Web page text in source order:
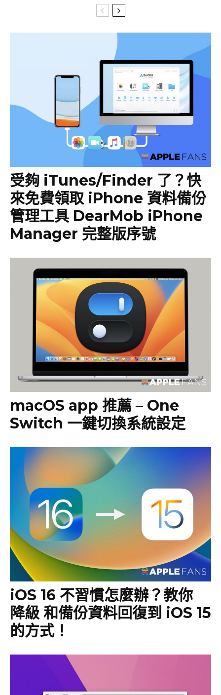
受夠 iTunes/Finder 了？快
來免費領取 iPhone 資料備份
管理工具 DearMob iPhone
Manager 完整版序號
macOS app 推薦 – One
Switch 一鍵切換系統設定
iOS 16 不習慣怎麼辦？教你
降級 和備份資料回復到 iOS 15
的方式！